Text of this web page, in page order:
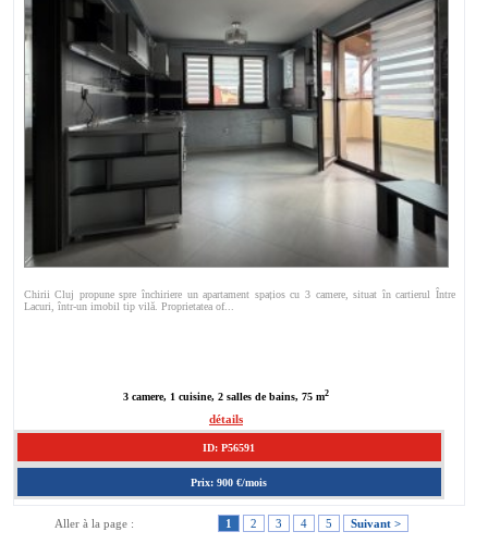
Chirii Cluj propune spre închiriere un apartament spațios cu 3 camere, situat în cartierul Între
Lacuri, într-un imobil tip vilă. Proprietatea of...
3 camere, 1 cuisine, 2 salles de bains, 75 m2
détails
ID: P56591
Prix: 900 €/mois
Aller à la page : 1 2 3 4 5 Suivant >